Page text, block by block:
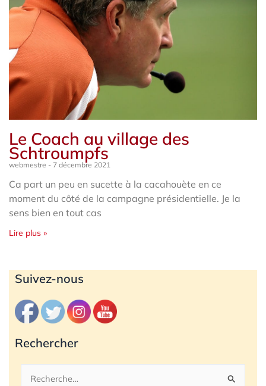
Le Coach au village des
Schtroumpfs
webmestre 7 décembre 2021
Ca part un peu en sucette à la cacahouète en ce
moment du côté de la campagne présidentielle. Je la
sens bien en tout cas
Lire plus »
Suivez-nous
Rechercher
Rechercher :
Archives